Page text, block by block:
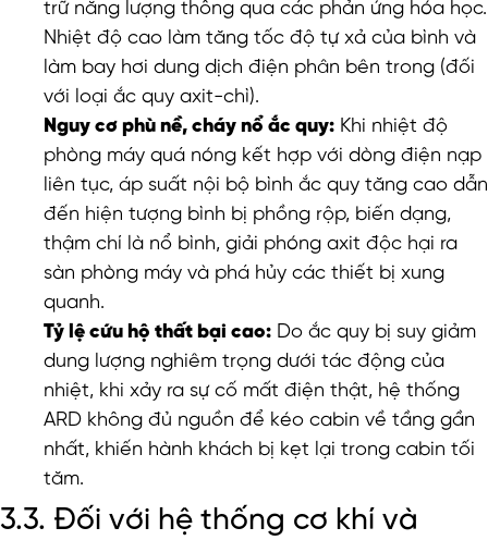
trữ năng lượng thông qua các phản ứng hóa học.
Nhiệt độ cao làm tăng tốc độ tự xả của bình và
làm bay hơi dung dịch điện phân bên trong (đối
với loại ắc quy axit-chì).
Nguy cơ phù nề, cháy nổ ắc quy: Khi nhiệt độ
phòng máy quá nóng kết hợp với dòng điện nạp
liên tục, áp suất nội bộ bình ắc quy tăng cao dẫn
đến hiện tượng bình bị phồng rộp, biến dạng,
thậm chí là nổ bình, giải phóng axit độc hại ra
sàn phòng máy và phá hủy các thiết bị xung
quanh.
Tỷ lệ cứu hộ thất bại cao: Do ắc quy bị suy giảm
dung lượng nghiêm trọng dưới tác động của
nhiệt, khi xảy ra sự cố mất điện thật, hệ thống
ARD không đủ nguồn để kéo cabin về tầng gần
nhất, khiến hành khách bị kẹt lại trong cabin tối
tăm.
3.3. Đối với hệ thống cơ khí và